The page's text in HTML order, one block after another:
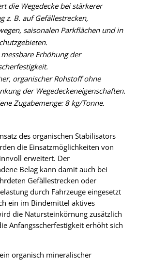
die Wegedecke bei stärkerer
z. B. auf Gefällestrecken,
saisonalen Parkflächen und in
Erhöhung der
organischer Rohstoff ohne
der Wegedeckeneigenschaften.
Zugabemenge: 8 kg/Tonne.
des organischen Stabilisators
die Einsatzmöglichkeiten von
erweitert. Der
Belag kann damit auch bei
Gefällestrecken oder
durch Fahrzeuge eingesetzt
ein im Bindemittel aktives
die Natursteinkörnung zusätzlich
Anfangsscherfestigkeit erhöht sich
organisch mineralischer